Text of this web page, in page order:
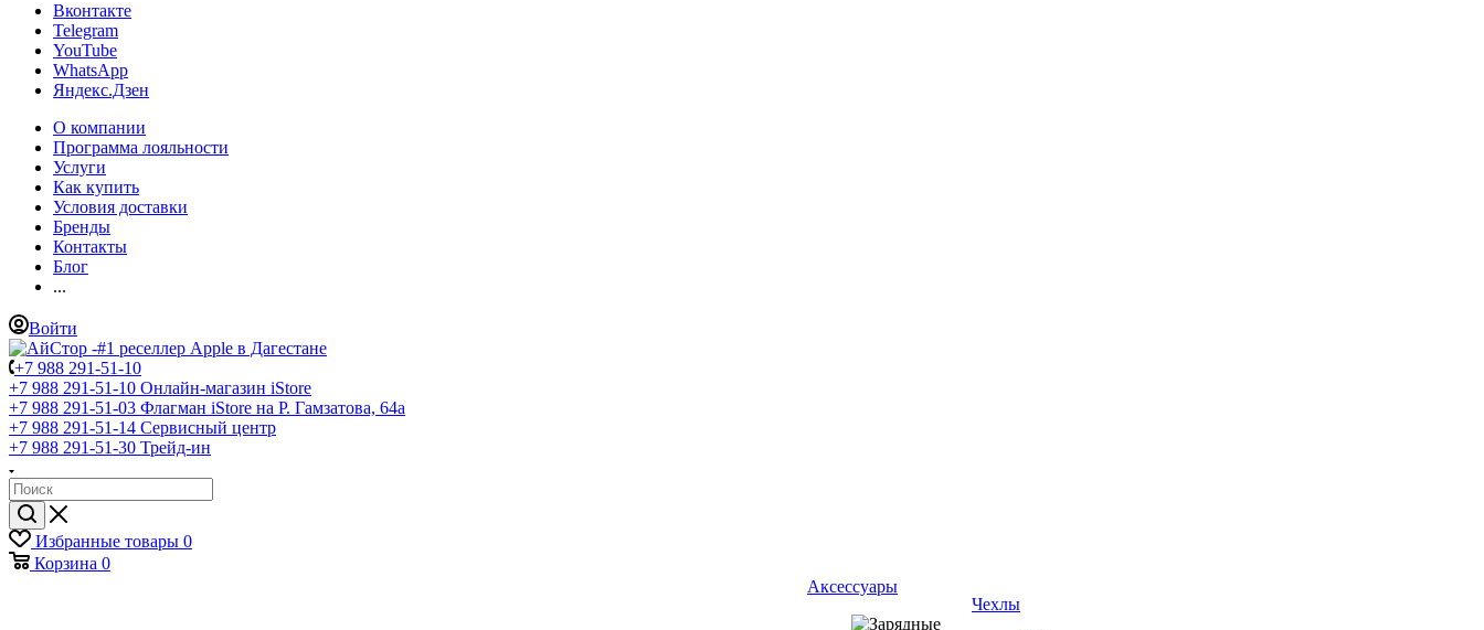
Вконтакте
Telegram
YouTube
WhatsApp
Яндекс.Дзен
О компании
Программа лояльности
Услуги
Как купить
Условия доставки
Бренды
Контакты
Блог
...
Войти
+7 988 291-51-10
+7 988 291-51-10 Онлайн-магазин iStore
+7 988 291-51-03 Флагман iStore на Р. Гамзатова, 64а
+7 988 291-51-14 Сервисный центр
+7 988 291-51-30 Трейд-ин
Избранные товары 0
Корзина 0
Аксессуары
Чехлы